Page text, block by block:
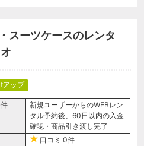
スーツケースのレンタ
アップ
新規ユーザーからのWEBレン
タル予約後、60日以内の入金
確認・商品引き渡し完了
口コミ 0件